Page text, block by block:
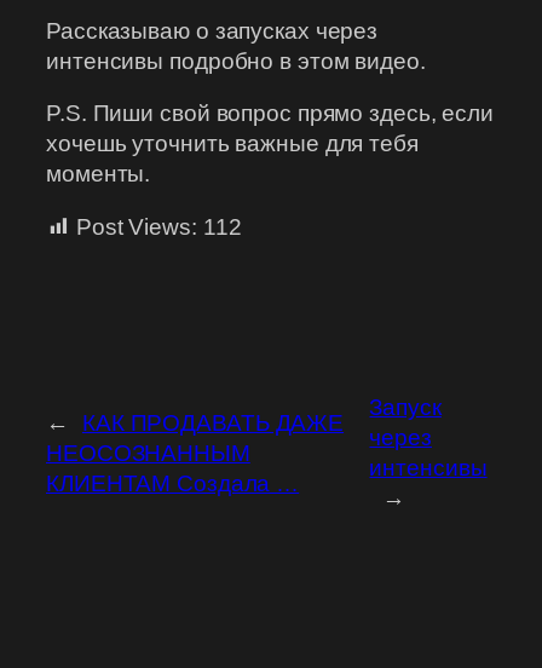
Рассказываю о запусках через
интенсивы подробно в этом видео.
P.S. Пиши свой вопрос прямо здесь, если
хочешь уточнить важные для тебя
моменты.
Post Views: 112
←
КАК ПРОДАВАТЬ ДАЖЕ
НЕОСОЗНАННЫМ
КЛИЕНТАМ Создала …
Запуск
через
интенсивы
→